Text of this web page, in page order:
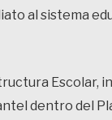
al sistema
Escolar,
dentro del